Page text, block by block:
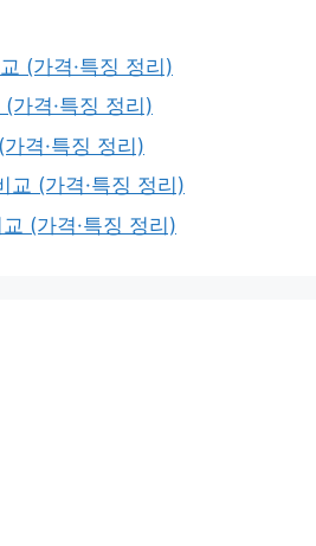
(가격·특징 정리)
가격·특징 정리)
격·특징 정리)
교 (가격·특징 정리)
(가격·특징 정리)